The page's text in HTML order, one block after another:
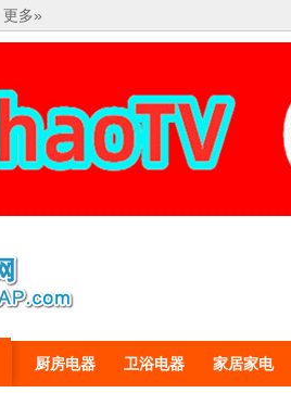
更多»
厨房电器 卫浴电器 家居家电